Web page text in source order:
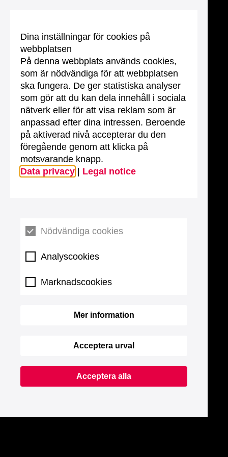
Dina inställningar för cookies på
webbplatsen
På denna webbplats används cookies,
som är nödvändiga för att webbplatsen
ska fungera. De ger statistiska analyser
som gör att du kan dela innehåll i sociala
nätverk eller för att visa reklam som är
anpassad efter dina intressen. Beroende
på aktiverad nivå accepterar du den
föregående genom att klicka på
motsvarande knapp.
Data privacy
Legal notice
Nödvändiga cookies
Analyscookies
Marknadscookies
Mer information
Acceptera urval
Acceptera alla